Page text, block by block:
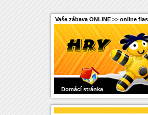
Vaše zábava ONLINE >> online
Domácí stránka